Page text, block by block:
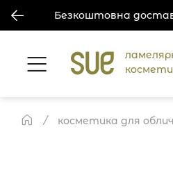
Безкоштовна
косметика для